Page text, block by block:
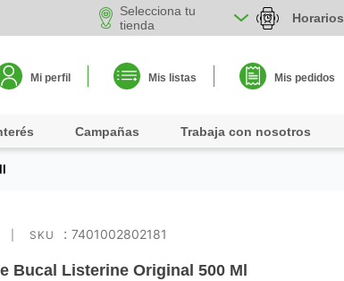
Selecciona tu
tienda
Horarios
Mi perfil Mis listas Mis pedidos
Campañas Trabaja con nosotros
: 7401002802181
Bucal Listerine Original 500 Ml